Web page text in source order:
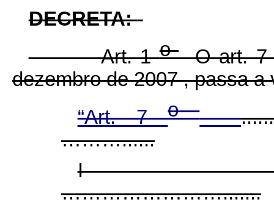
DECRETA:
Art. 1oO art.
dezembro de 2007, passa a
“Art. 7o
………......
I -
…………………….......